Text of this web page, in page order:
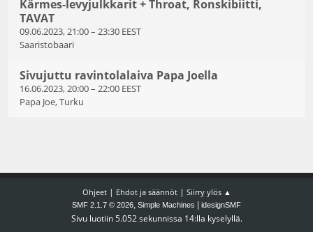
Kärmes-levyjulkkarit + Throat, Ronskibiitti,
TAVAT
09.06.2023, 21:00– 23:30 EEST
Saaristobaari
Sivujuttu ravintolalaiva Papa Joella
16.06.2023, 20:00– 22:00 EEST
Papa Joe, Turku
Ohjeet| Ehdot ja säännöt| Siirry ylös ▲
SMF 2.1.7 © 2026, Simple Machines idesignSMF
Sivu luotiin 5.052 sekunnissa 14:lla kyselyllä.